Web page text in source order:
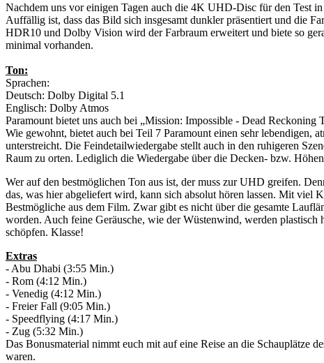
Nachdem uns vor einigen Tagen auch die 4K UHD-Disc für den Test
Auffällig ist, dass das Bild sich insgesamt dunkler präsentiert und die
HDR10 und Dolby Vision wird der Farbraum erweitert und biete so
minimal vorhanden.
Ton:
Sprachen:
Deutsch: Dolby Digital 5.1
Englisch: Dolby Atmos
Paramount bietet uns auch bei „Mission: Impossible - Dead
Wie gewohnt, bietet auch bei Teil 7 Paramount einen sehr lebendigen,
unterstreicht. Die Feindetailwiedergabe stellt auch in den ruhigeren
Raum zu orten. Lediglich die Wiedergabe über die Decken- bzw.
Wer auf den bestmöglichen Ton aus ist, der muss zur UHD greifen.
das, was hier abgeliefert wird, kann sich absolut hören lassen. Mit viel
Bestmögliche aus dem Film. Zwar gibt es nicht über die gesamte
worden. Auch feine Geräusche, wie der Wüstenwind, werden
schöpfen. Klasse!
Extras
- Abu Dhabi (3:55 Min.)
- Rom (4:12 Min.)
- Venedig (4:12 Min.)
- Freier Fall (9:05 Min.)
- Speedflying (4:17 Min.)
- Zug (5:32 Min.)
Das Bonusmaterial nimmt euch mit auf eine Reise an die
waren.